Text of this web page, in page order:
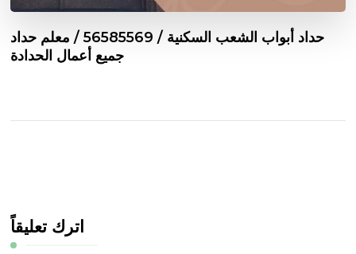
حداد أبواب الشعب السكنية / 56585569 / معلم حداد
جميع أعمال الحدادة
اترك تعليقاً